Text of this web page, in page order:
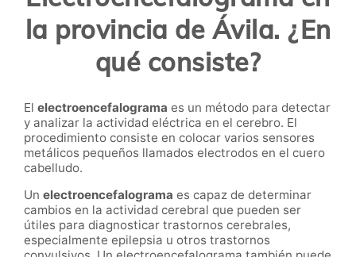
la provincia de Ávila. ¿En
qué consiste?
El electroencefalograma es un método para detectar
y analizar la actividad eléctrica en el cerebro. El
procedimiento consiste en colocar varios sensores
metálicos pequeños llamados electrodos en el cuero
cabelludo.
Un electroencefalograma es capaz de determinar
cambios en la actividad cerebral que pueden ser
útiles para diagnosticar trastornos cerebrales,
especialmente epilepsia u otros trastornos